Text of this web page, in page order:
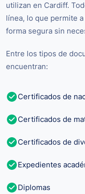
utilizan en Cardiff.
línea, lo que permite
forma segura sin
Entre los tipos de
encuentran:
Certificados de
Certificados de
Certificados de
Expedientes
Diplomas